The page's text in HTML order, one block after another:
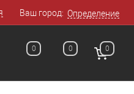
Ваш город: Определение
0 0 0